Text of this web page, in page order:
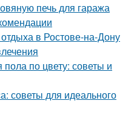
печь для гаража
в Ростове-на-Дону
по цвету: советы и
советы для идеального